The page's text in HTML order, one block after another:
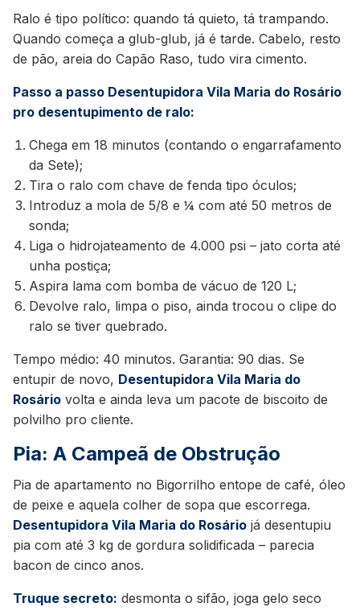
Ralo é tipo político: quando tá quieto, tá trampando.
Quando começa a glub-glub, já é tarde. Cabelo, resto
de pão, areia do Capão Raso, tudo vira cimento.
Passo a passo Desentupidora Vila Maria do Rosário
pro desentupimento de ralo:
Chega em 18 minutos (contando o engarrafamento
da Sete);
Tira o ralo com chave de fenda tipo óculos;
Introduz a mola de 5/8 e ¼ com até 50 metros de
sonda;
Liga o hidrojateamento de 4.000 psi – jato corta até
unha postiça;
Aspira lama com bomba de vácuo de 120 L;
Devolve ralo, limpa o piso, ainda trocou o clipe do
ralo se tiver quebrado.
Tempo médio: 40 minutos. Garantia: 90 dias. Se
entupir de novo, Desentupidora Vila Maria do
Rosário volta e ainda leva um pacote de biscoito de
polvilho pro cliente.
Pia: A Campeã de Obstrução
Pia de apartamento no Bigorrilho entope de café, óleo
de peixe e aquela colher de sopa que escorrega.
Desentupidora Vila Maria do Rosário já desentupiu
pia com até 3 kg de gordura solidificada – parecia
bacon de cinco anos.
Truque secreto: desmonta o sifão, joga gelo seco